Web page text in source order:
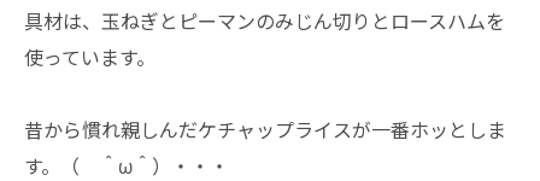
具材は、玉ねぎとピーマンのみじん切りとロースハムを
使っています。
昔から慣れ親しんだケチャップライスが一番ホッとしま
す。（ ＾ω＾）・・・